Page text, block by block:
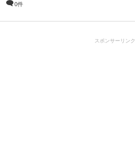
0件
スポンサーリンク